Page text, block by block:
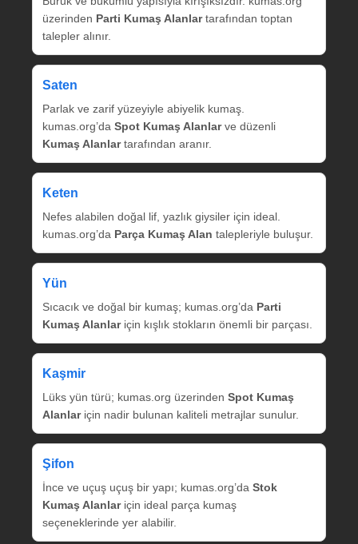
üzerinden Parti Kumaş Alanlartarafından toptan
talepler alınır.
Saten
Parlak ve zarif yüzeyiyle abiyelik kumaş.
kumas.org’da Spot Kumaş Alanlarve düzenli
Kumaş Alanlartarafından aranır.
Keten
Nefes alabilen doğal lif, yazlık giysiler için ideal.
kumas.org’da Parça Kumaş Alan talepleriyle buluşur.
Yün
Sıcacık ve doğal bir kumaş; kumas.org’da Parti
Kumaş Alanlariçin kışlık stokların önemli bir parçası.
Kaşmir
Lüks yün türü; kumas.org üzerinden Spot Kumaş
Alanlariçin nadir bulunan kaliteli metrajlar sunulur.
Şifon
İnce ve uçuş uçuş bir yapı; kumas.org’da Stok
Kumaş Alanlariçin ideal parça kumaş
seçeneklerinde yer alabilir.